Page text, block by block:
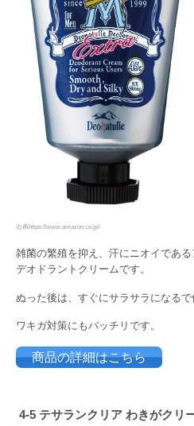
出典https://www.amazon.co.jp/
雑菌の繁殖を抑え、汗にニオイであ
デオドラントクリームです。
ぬった後は、すぐにサラサラになるで
ワキガ対策にもバッチリです。
商品の詳細はこちら
4-5 テサランクリア わきがクリ